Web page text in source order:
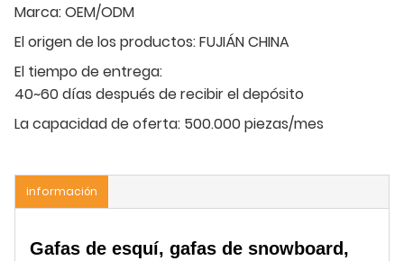
Marca:OEM/ODM
El origen de los productos:FUJIÁN CHINA
El tiempo de entrega:
40~60 días después de recibir el depósito
La capacidad de oferta: 500.000 piezas/mes
información
Gafas de esquí, gafas de snowboard,